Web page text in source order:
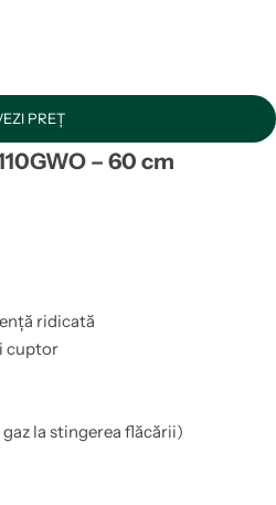
PREȚ
– 60 cm
ridicată
cuptor
la stingerea flăcării)